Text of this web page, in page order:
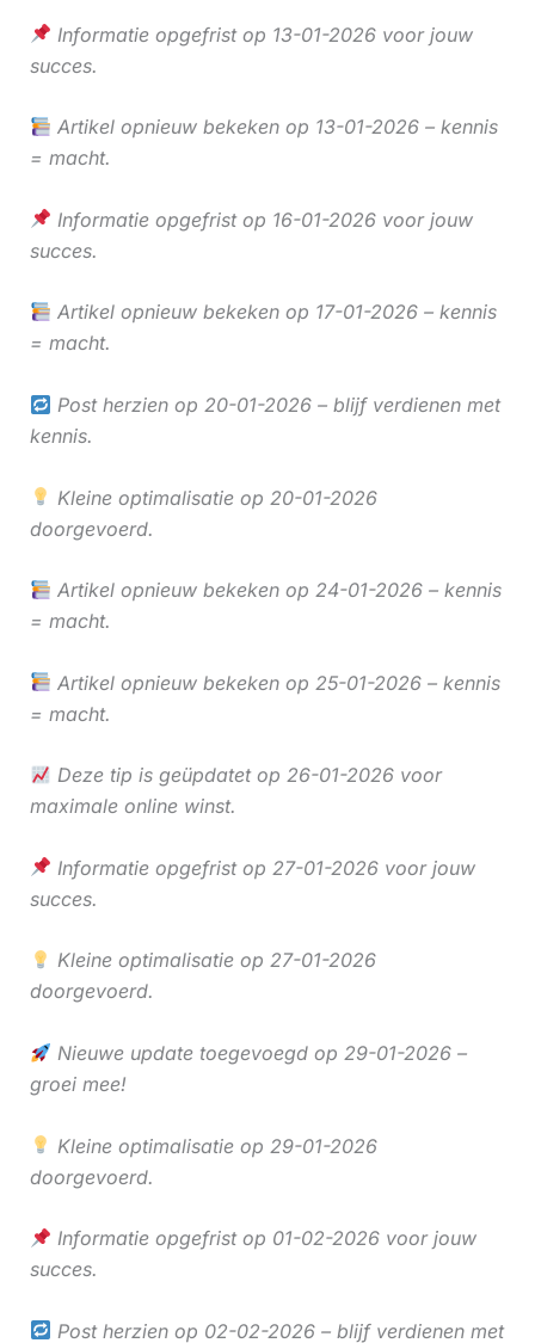
Informatie opgefrist op 13-01-2026 voor jouw
succes.
Artikel opnieuw bekeken op 13-01-2026 – kennis
= macht.
Informatie opgefrist op 16-01-2026 voor jouw
succes.
Artikel opnieuw bekeken op 17-01-2026 – kennis
= macht.
Post herzien op 20-01-2026 – blijf verdienen met
kennis.
Kleine optimalisatie op 20-01-2026
doorgevoerd.
Artikel opnieuw bekeken op 24-01-2026 – kennis
= macht.
Artikel opnieuw bekeken op 25-01-2026 – kennis
= macht.
Deze tip is geüpdatet op 26-01-2026 voor
maximale online winst.
Informatie opgefrist op 27-01-2026 voor jouw
succes.
Kleine optimalisatie op 27-01-2026
doorgevoerd.
Nieuwe update toegevoegd op 29-01-2026 –
groei mee!
Kleine optimalisatie op 29-01-2026
doorgevoerd.
Informatie opgefrist op 01-02-2026 voor jouw
succes.
Post herzien op 02-02-2026 – blijf verdienen met